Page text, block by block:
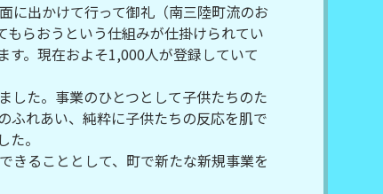
に出かけて行って御礼（南三陸町流のお
らおうという仕組みが仕掛けられてい
す。現在およそ1,000人が登録していて
した。事業のひとつとして子供たちのた
ふれあい、純粋に子供たちの反応を肌で
。
きることとして、町で新たな新規事業を